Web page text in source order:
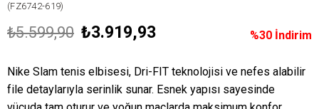
(FZ6742-619)
%30 İndirim
₺5.599,90 ₺3.919,93
Nike Slam tenis elbisesi, Dri-FIT teknolojisi ve nefes alabilir
file detaylarıyla serinlik sunar. Esnek yapısı sayesinde